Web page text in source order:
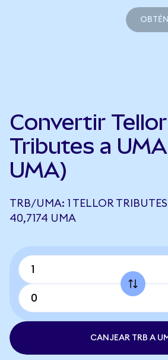
Convertir Tellor
Tributes a
UMA)
TRB/UMA: 1 TELLOR
40,7174 UMA
CANJEAR TRB A